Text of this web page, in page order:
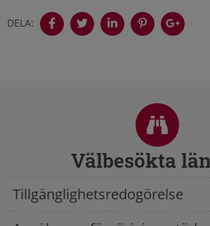
DELA:
Välbesökta
Tillgänglighetsredogörelse